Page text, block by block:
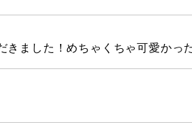
ました！めちゃくちゃ可愛かっ